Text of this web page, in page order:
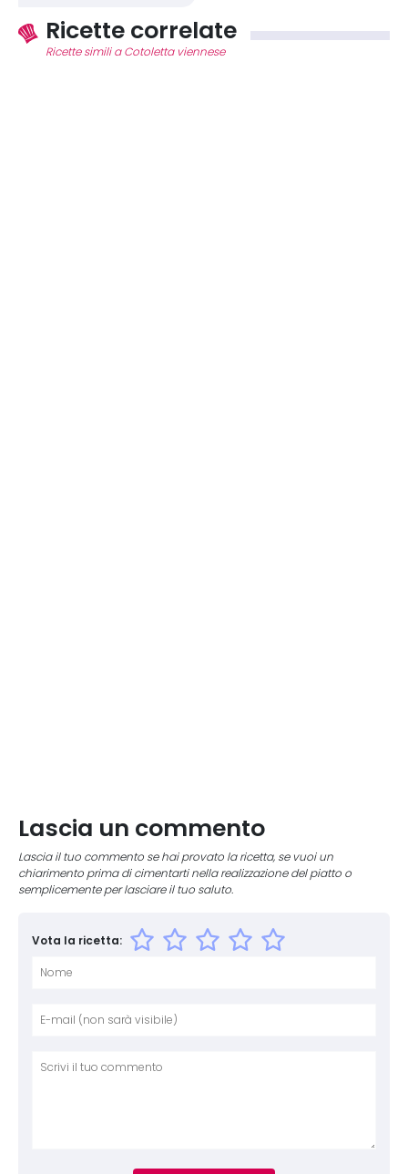
Ricette correlate
Ricette simili a Cotoletta viennese
Lascia un commento
Lascia il tuo commento se hai provato la ricetta, se vuoi un
chiarimento prima di cimentarti nella realizzazione del piatto o
semplicemente per lasciare il tuo saluto.
Vota la ricetta: